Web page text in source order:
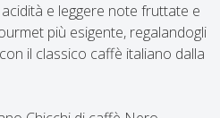
e leggere note fruttate e
più esigente, regalandogli
il classico caffè italiano dalla